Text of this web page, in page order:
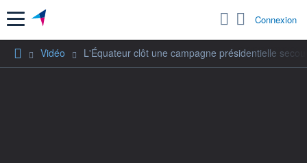
Menu Connexion
Vidéo L'Équateur clôt une campagne présidentielle